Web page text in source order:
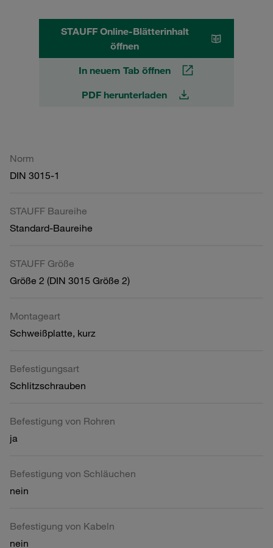
STAUFF Online-Blätterinhalt
öffnen
In neuem Tab öffnen
PDF herunterladen
Norm
DIN 3015-1
STAUFF Baureihe
Standard-Baureihe
STAUFF Größe
Größe 2 (DIN 3015 Größe 2)
Montageart
Schweißplatte, kurz
Befestigungsart
Schlitzschrauben
Befestigung von Rohren
ja
Befestigung von Schläuchen
nein
Befestigung von Kabeln
nein